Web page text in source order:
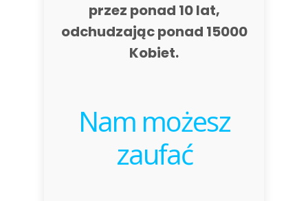
przez ponad 10 lat,
odchudzając ponad 15000
Kobiet.
Nam możesz
zaufać